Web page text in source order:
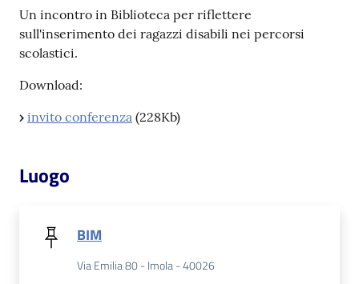
Piani
storico
Decentrate
Un incontro in Biblioteca per riflettere
sull'inserimento dei ragazzi disabili nei percorsi
scolastici.
Download:
› invito conferenza (228Kb)
Luogo
BIM
Via Emilia 80 - Imola - 40026